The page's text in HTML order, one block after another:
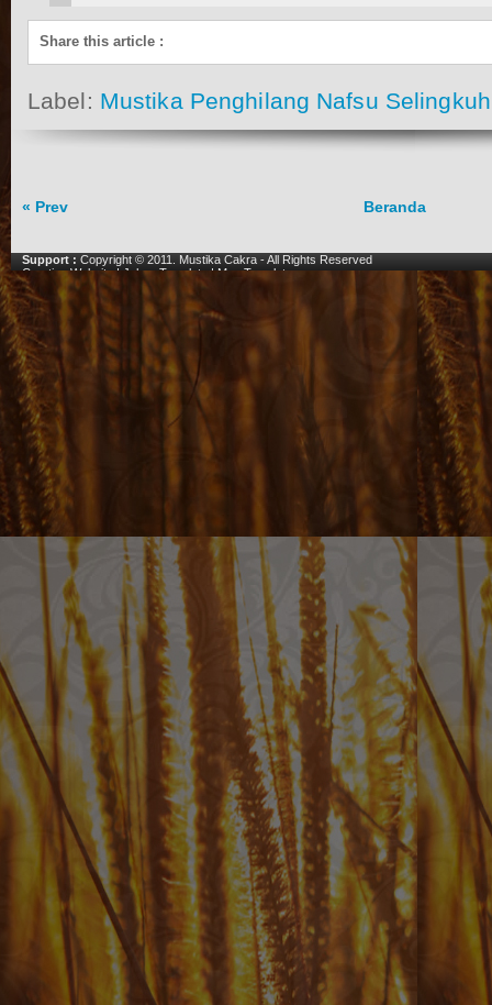
Share this article :
Label: Mustika Penghilang Nafsu Selingkuh
« Prev Beranda
Support : Copyright © 2011. Mustika Cakra - All Rights Reserved
Creating Website|Johny Template|Mas Template